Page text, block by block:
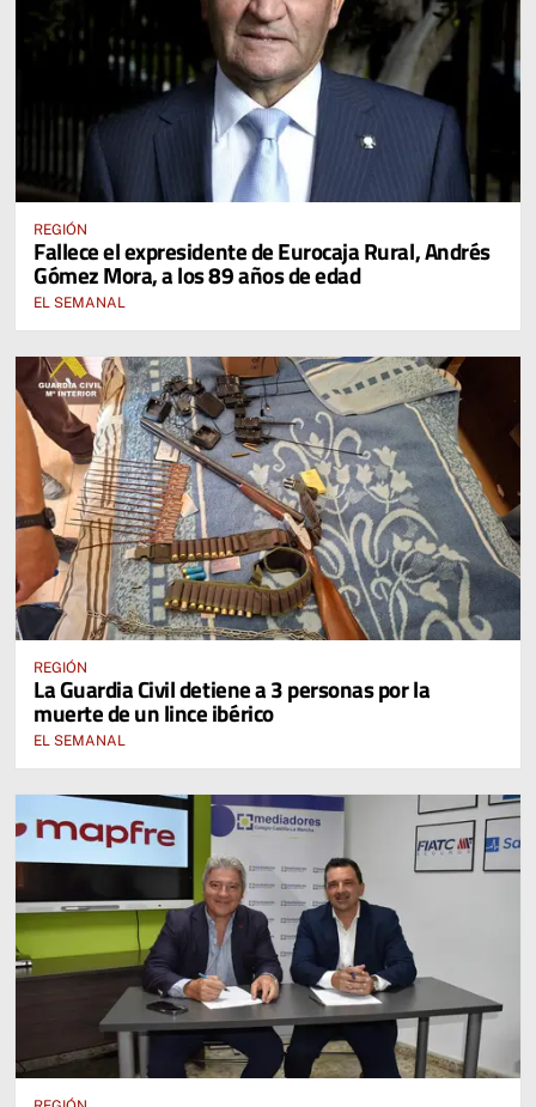
REGIÓN
Fallece el expresidente de Eurocaja Rural, Andrés
Gómez Mora, a los 89 años de edad
EL SEMANAL
REGIÓN
La Guardia Civil detiene a 3 personas por la
muerte de un lince ibérico
EL SEMANAL